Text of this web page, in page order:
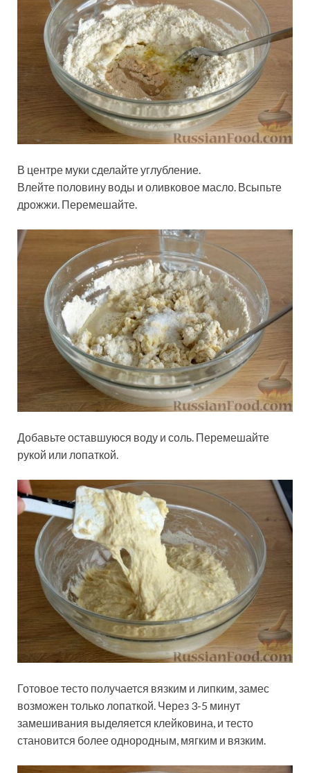
В центре муки сделайте углубление.
Влейте половину воды и оливковое масло. Всыпьте
дрожжи. Перемешайте.
Добавьте оставшуюся воду и соль. Перемешайте
рукой или лопаткой.
Готовое тесто получается вязким и липким, замес
возможен только лопаткой. Через 3-5 минут
замешивания выделяется клейковина, и тесто
становится более однородным, мягким и вязким.